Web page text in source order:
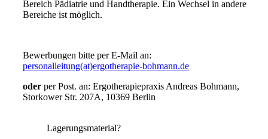
Bereich Pädiatrie und Handtherapie. Ein Wechsel in andere
Bereiche ist möglich.
Bewerbungen bitte per E-Mail an:
personalleitung(at)ergotherapie-bohmann.de
oder per Post. an: Ergotherapiepraxis Andreas Bohmann,
Storkower Str. 207A, 10369 Berlin
Lagerungsmaterial?